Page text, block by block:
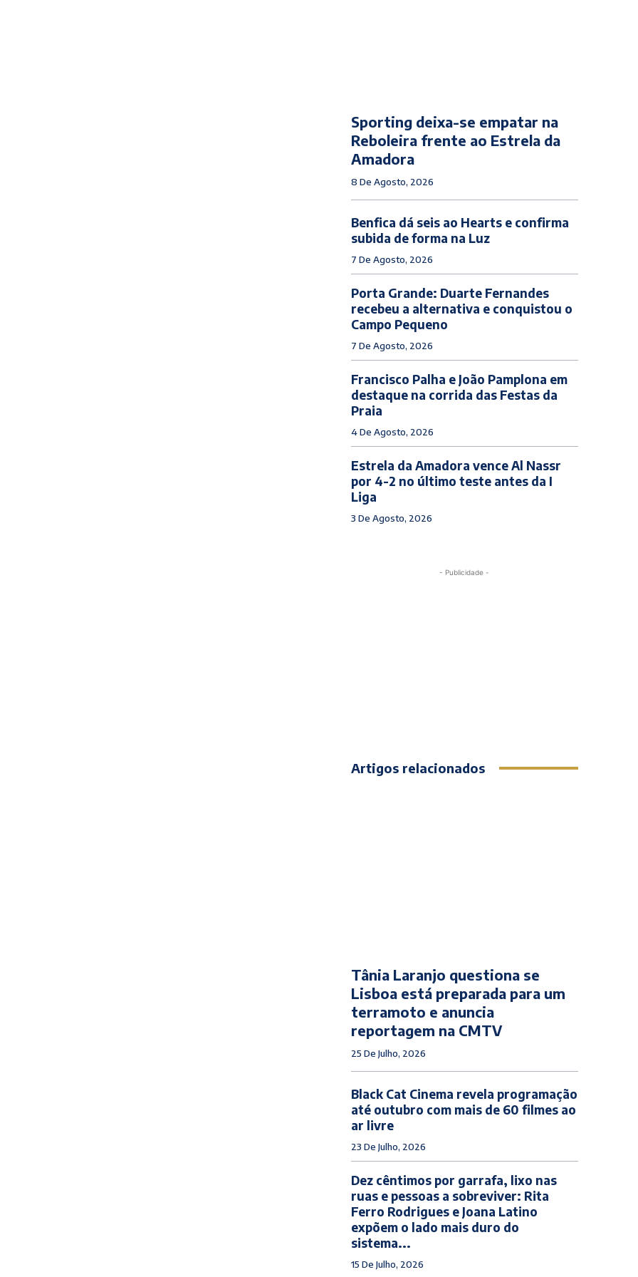
Sporting deixa-se empatar na
Reboleira frente ao Estrela da
Amadora
8 De Agosto, 2026
Benfica dá seis ao Hearts e confirma
subida de forma na Luz
7 De Agosto, 2026
Porta Grande: Duarte Fernandes
recebeu a alternativa e conquistou o
Campo Pequeno
7 De Agosto, 2026
Francisco Palha e João Pamplona em
destaque na corrida das Festas da
Praia
4 De Agosto, 2026
Estrela da Amadora vence Al Nassr
por 4-2 no último teste antes da I
Liga
3 De Agosto, 2026
- Publicidade -
Artigos relacionados
Tânia Laranjo questiona se
Lisboa está preparada para um
terramoto e anuncia
reportagem na CMTV
25 De Julho, 2026
Black Cat Cinema revela programação
até outubro com mais de 60 filmes ao
ar livre
23 De Julho, 2026
Dez cêntimos por garrafa, lixo nas
ruas e pessoas a sobreviver: Rita
Ferro Rodrigues e Joana Latino
expõem o lado mais duro do
sistema...
15 De Julho, 2026